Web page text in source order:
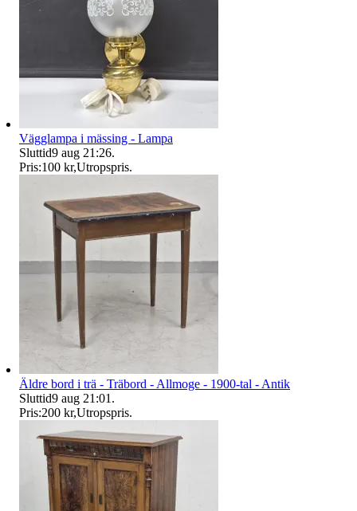
Vägglampa i mässing - Lampa
Sluttid9 aug 21:26.
Pris:100 kr,Utropspris.
Äldre bord i trä - Träbord - Allmoge - 1900-tal - Antik
Sluttid9 aug 21:01 .
Pris:200 kr,Utropspris.